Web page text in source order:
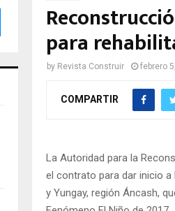
para
by Revista Construir febrero
COMPARTIR
La Autoridad para la
el contrato para dar inicio
y Yungay, región Áncash,